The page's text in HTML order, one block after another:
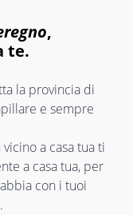
,
te.
la provincia di
e sempre
a casa tua ti
a casa tua, per
con i tuoi